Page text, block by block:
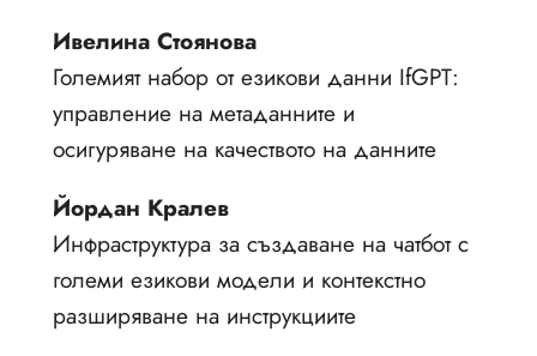
Ивелина Стоянова
Големият набор от езикови данни IfGPT:
управление на метаданните и
осигуряване на качеството на данните
Йордан Кралев
Инфраструктура за създаване на чатбот с
големи езикови модели и контекстно
разширяване на инструкциите